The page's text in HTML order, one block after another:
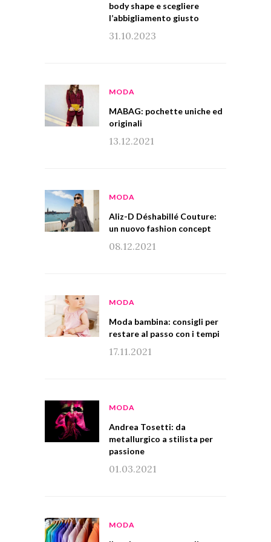
body shape e scegliere
l’abbigliamento giusto
31.10.2023
MODA
MABAG: pochette uniche ed
originali
13.12.2021
MODA
Aliz-D Déshabillé Couture:
un nuovo fashion concept
08.12.2021
MODA
Moda bambina: consigli per
restare al passo con i tempi
17.11.2021
MODA
Andrea Tosetti: da
metallurgico a stilista per
passione
01.03.2021
MODA